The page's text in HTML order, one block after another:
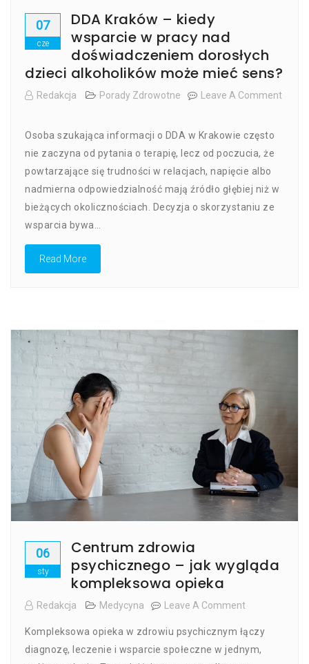
07
cze
DDA Kraków – kiedy
wsparcie w pracy nad
doświadczeniem dorosłych
dzieci alkoholików może mieć sens?
Redakcja Porady Zdrowotne
Leave A Comment
Kraków
–
Wsparcie
W
Pracy
Doświadczeniem
Dorosłych
Dzieci
Alkoholików
Osoba szukająca informacji o DDA w Krakowie często
nie zaczyna od pytania o terapię, lecz od poczucia, że
powtarzające się trudności w relacjach, napięcie albo
nadmierna odpowiedzialność mają źródło głębiej niż w
bieżących okolicznościach. Decyzja o skorzystaniu ze
wsparcia bywa…
Read More
06
sty
Centrum zdrowia
psychicznego – jak wygląda
kompleksowa opieka
Redakcja Medycyna Leave A Comment
Zdrowia
Psychicznego
Kompleksowa opieka w zdrowiu psychicznym łączy
diagnozę, leczenie i wsparcie społeczne w jednym,